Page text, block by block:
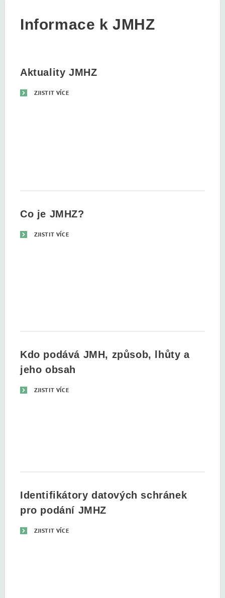
Informace k JMHZ
Aktuality JMHZ
ZJISTIT VÍCE
Co je JMHZ?
ZJISTIT VÍCE
Kdo podává JMH, způsob, lhůty a
jeho obsah
ZJISTIT VÍCE
Identifikátory datových schránek
pro podání JMHZ
ZJISTIT VÍCE